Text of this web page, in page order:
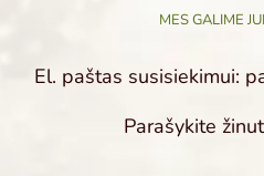
MES GALIME
El. paštas susisiekimui:
Parašykite